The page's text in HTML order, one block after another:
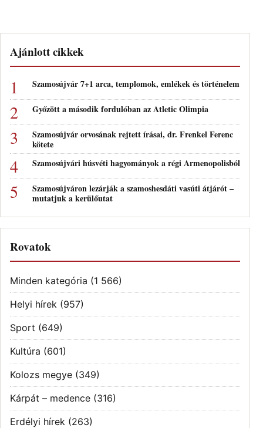
Ajánlott cikkek
Szamosújvár 7+1 arca, templomok, emlékek és történelem
Győzött a második fordulóban az Atletic Olimpia
Szamosújvár orvosának rejtett írásai, dr. Frenkel Ferenc
kötete
Szamosújvári húsvéti hagyományok a régi Armenopolisból
Szamosújváron lezárják a szamoshesdáti vasúti átjárót –
mutatjuk a kerülőutat
Rovatok
Minden kategória (1 566)
Helyi hírek (957)
Sport (649)
Kultúra (601)
Kolozs megye (349)
Kárpát – medence (316)
Erdélyi hírek (263)